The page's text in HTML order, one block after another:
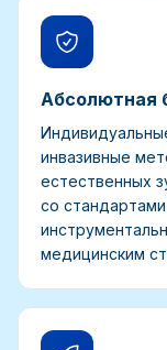
Абсолютная
инвазивные
естественных
со
медицинским